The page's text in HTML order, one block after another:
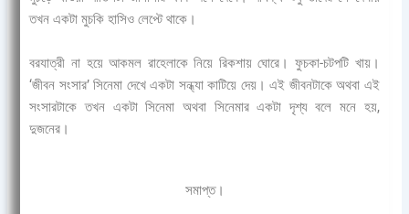
তখন একটা মুচকি হাসিও লেপ্টে থাকে।
বরযাত্রী না হয়ে আকমল রাহেলাকে নিয়ে রিকশায় ঘোরে। ফুচকা-চটপটি খায়।
‘জীবন সংসার’ সিনেমা দেখে একটা সন্ধ্যা কাটিয়ে দেয়। এই জীবনটাকে অথবা এই
সংসারটাকে তখন একটা সিনেমা অথবা সিনেমার একটা দৃশ্য বলে মনে হয়,
দুজনের।
সমাপ্ত।